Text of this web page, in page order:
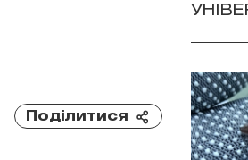
Поділитися